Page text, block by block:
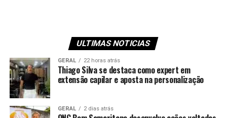
ULTIMAS NOTICIAS
GERAL 22 horas atrás
Thiago Silva se destaca como expert em
extensão capilar e aposta na personalização
GERAL 2 dias atrás